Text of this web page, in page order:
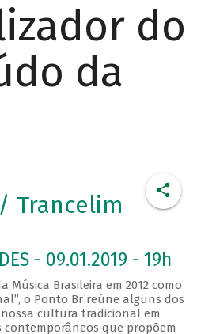
do
da
/ Trancelim
- 09.01.2019 - 19h
Música Brasileira em 2012 como
o Ponto Br reúne alguns dos
cultura tradicional em
contemporâneos que propõem